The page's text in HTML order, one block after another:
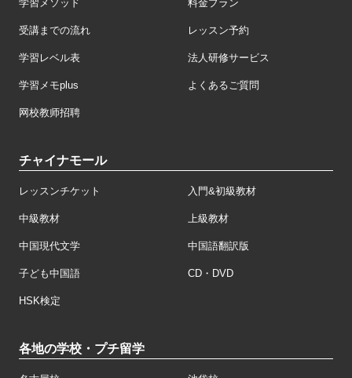
学習メソッド 料金プラン
受講までの流れ レッスン予約
学習レベル表 法人研修サービス
学習メモplus よくあるご質問
网校教师招聘
チャイナモール
レッスンチケット 入門&初級教材
中級教材 上級教材
中国現代文学 中国語翻訳版
子ども中国語 CD・DVD
HSK検定
各地の学校・プチ留学